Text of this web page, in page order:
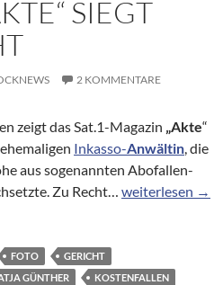
SIEGT
2 KOMMENTARE
zeigt das Sat.1-Magazin „Akte“
Inkasso-Anwältin, die
aus sogenannten Abofallen-
Zu Recht… Bilder-Streit:
weiterlesen →
FOTO
GERICHT
GÜNTHER
KOSTENFALLEN